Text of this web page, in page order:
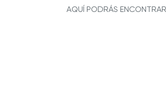
AQUÍ PODRÁS